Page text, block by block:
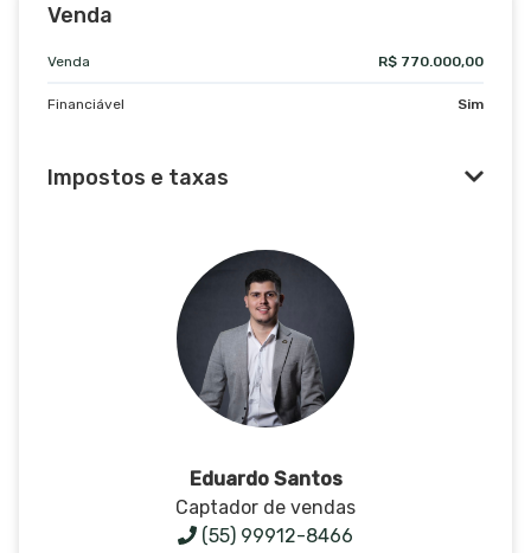
Venda
Venda R$ 770.000,00
Financiável Sim
Impostos e taxas
Eduardo Santos
Captador de vendas
(55) 99912-8466